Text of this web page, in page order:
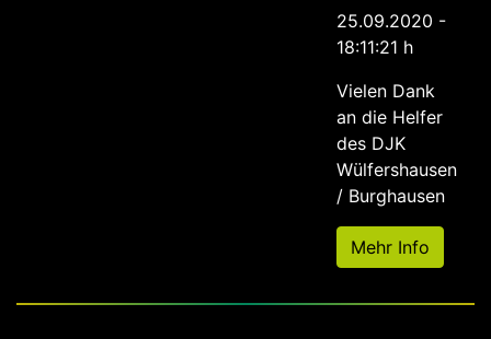
25.09.2020 -
18:11:21 h
Vielen Dank
an die Helfer
des DJK
Wülfershausen
/ Burghausen
Mehr Info